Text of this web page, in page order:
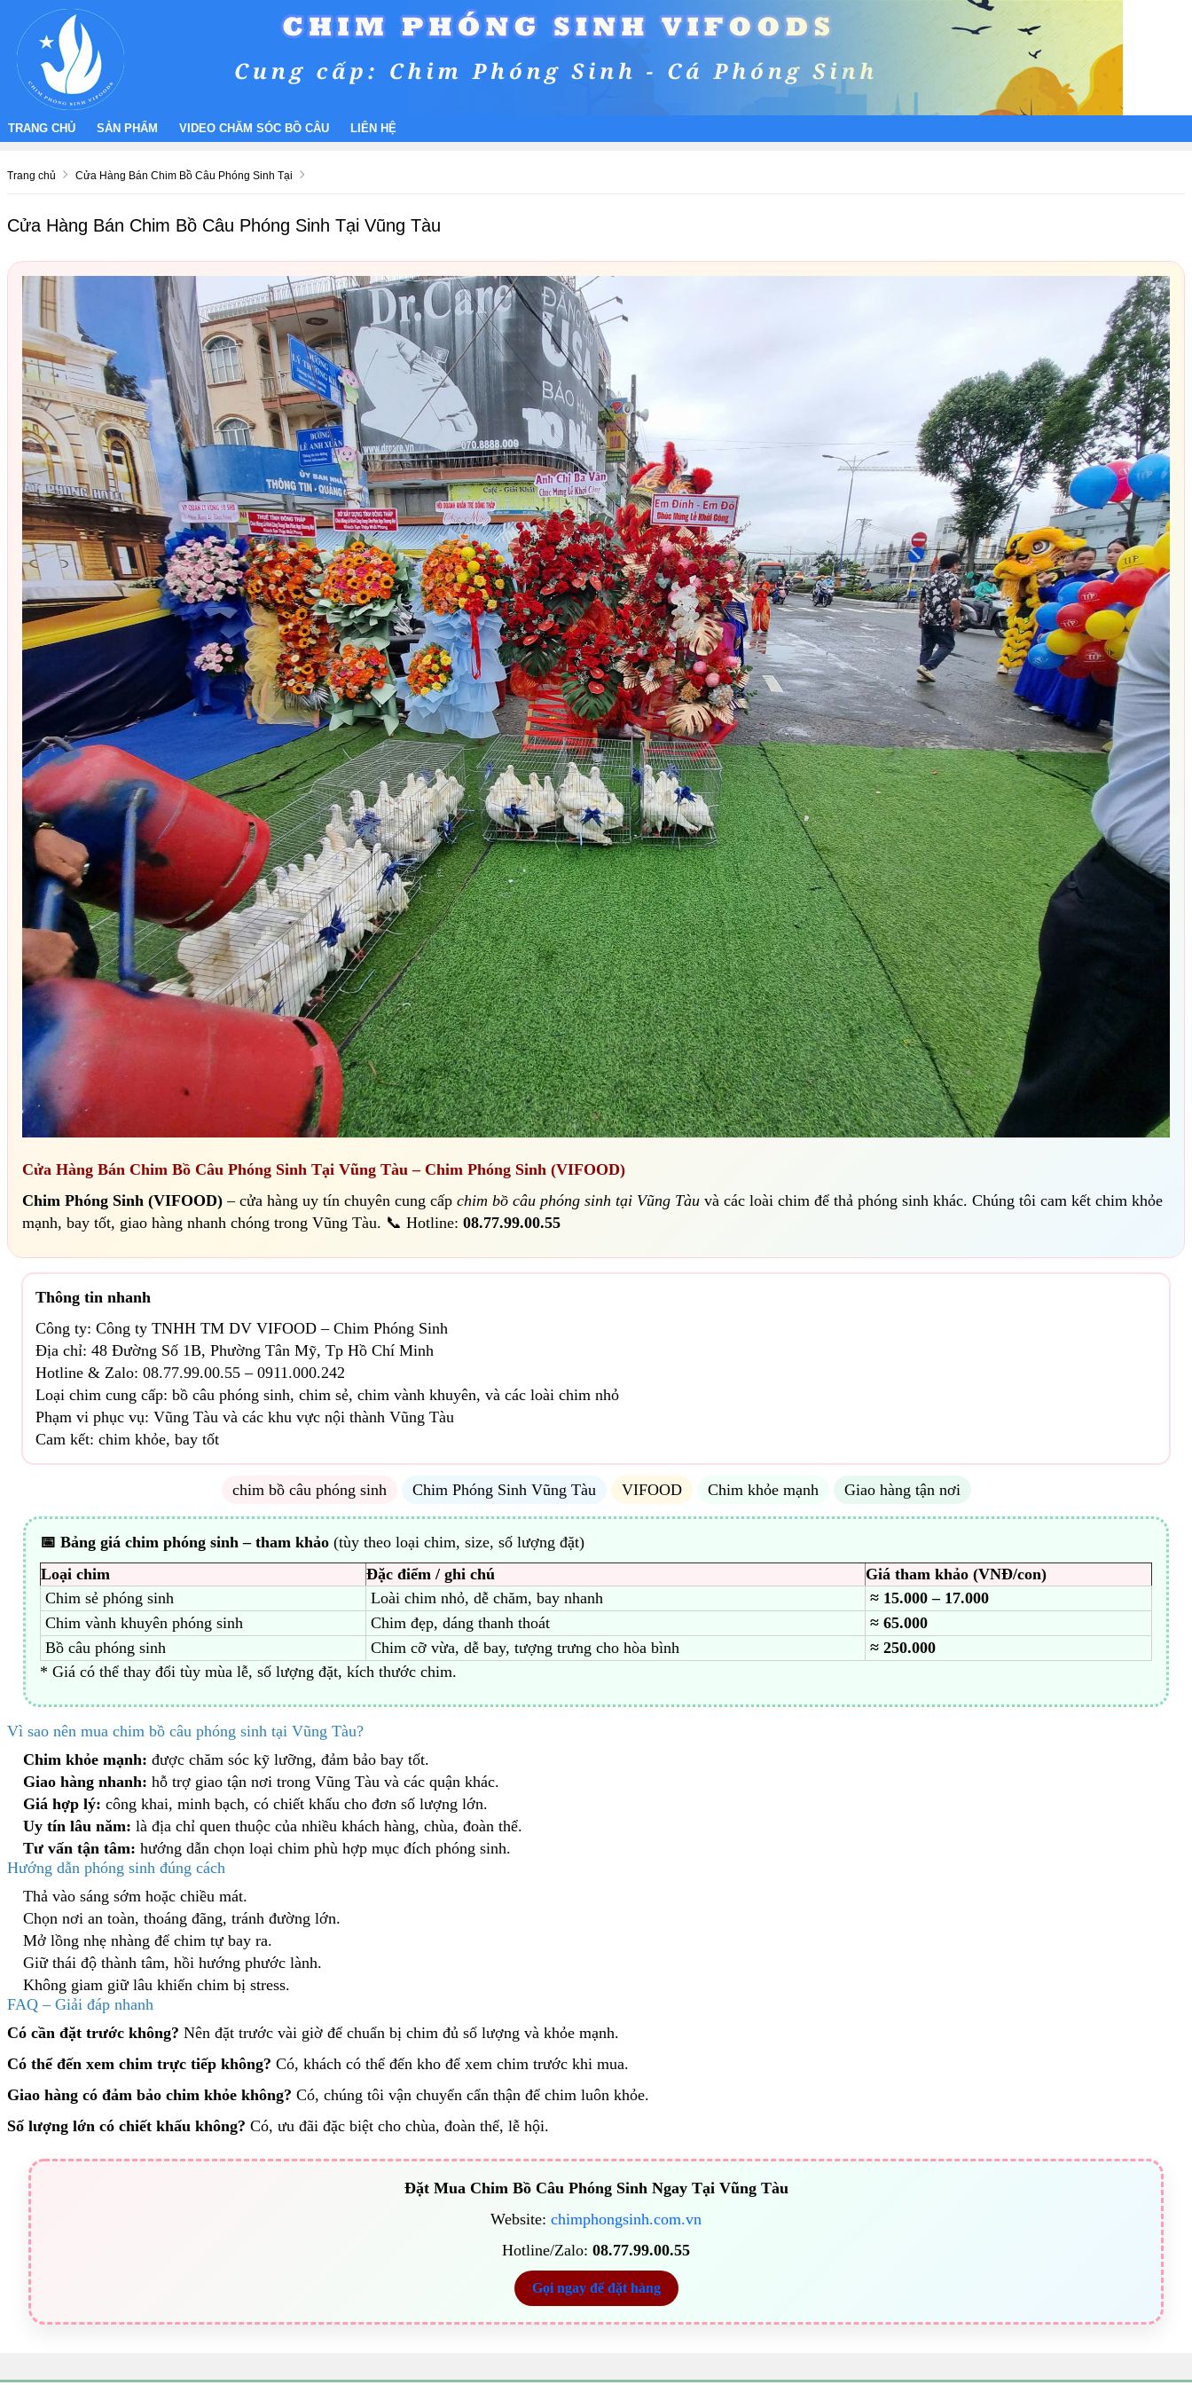
TRANG CHỦ SẢN PHẨM VIDEO CHĂM SÓC BỒ CÂU LIÊN HỆ
Trang chủ Cửa Hàng Bán Chim Bồ Câu Phóng Sinh Tại
Cửa Hàng Bán Chim Bồ Câu Phóng Sinh Tại Vũng Tàu
Cửa Hàng Bán Chim Bồ Câu Phóng Sinh Tại Vũng Tàu – Chim Phóng Sinh (VIFOOD)
Chim Phóng Sinh (VIFOOD) – cửa hàng uy tín chuyên cung cấp chim bồ câu phóng sinh tại Vũng Tàu và các loài chim để thả phóng sinh khác. Chúng tôi cam kết chim khỏe
mạnh, bay tốt, giao hàng nhanh chóng trong Vũng Tàu. 📞 Hotline: 08.77.99.00.55
Thông tin nhanh
Công ty: Công ty TNHH TM DV VIFOOD – Chim Phóng Sinh
Địa chỉ: 48 Đường Số 1B, Phường Tân Mỹ, Tp Hồ Chí Minh
Hotline & Zalo: 08.77.99.00.55 – 0911.000.242
Loại chim cung cấp: bồ câu phóng sinh, chim sẻ, chim vành khuyên, và các loài chim nhỏ
Phạm vi phục vụ: Vũng Tàu và các khu vực nội thành Vũng Tàu
Cam kết: chim khỏe, bay tốt
chim bồ câu phóng sinh Chim Phóng Sinh Vũng Tàu VIFOOD Chim khỏe mạnh Giao hàng tận nơi
📅 Bảng giá chim phóng sinh – tham khảo (tùy theo loại chim, size, số lượng đặt)
Loại chim
Đặc điểm / ghi chú
Giá tham khảo (VNĐ/con)
Chim sẻ phóng sinh
Loài chim nhỏ, dễ chăm, bay nhanh
≈ 15.000 – 17.000
Chim vành khuyên phóng sinh
Chim đẹp, dáng thanh thoát
≈ 65.000
Bồ câu phóng sinh
Chim cỡ vừa, dễ bay, tượng trưng cho hòa bình
≈ 250.000
* Giá có thể thay đổi tùy mùa lễ, số lượng đặt, kích thước chim.
Vì sao nên mua chim bồ câu phóng sinh tại Vũng Tàu?
Chim khỏe mạnh: được chăm sóc kỹ lưỡng, đảm bảo bay tốt.
Giao hàng nhanh: hỗ trợ giao tận nơi trong Vũng Tàu và các quận khác.
Giá hợp lý: công khai, minh bạch, có chiết khấu cho đơn số lượng lớn.
Uy tín lâu năm: là địa chỉ quen thuộc của nhiều khách hàng, chùa, đoàn thể.
Tư vấn tận tâm: hướng dẫn chọn loại chim phù hợp mục đích phóng sinh.
Hướng dẫn phóng sinh đúng cách
Thả vào sáng sớm hoặc chiều mát.
Chọn nơi an toàn, thoáng đãng, tránh đường lớn.
Mở lồng nhẹ nhàng để chim tự bay ra.
Giữ thái độ thành tâm, hồi hướng phước lành.
Không giam giữ lâu khiến chim bị stress.
FAQ – Giải đáp nhanh
Có cần đặt trước không? Nên đặt trước vài giờ để chuẩn bị chim đủ số lượng và khỏe mạnh.
Có thể đến xem chim trực tiếp không? Có, khách có thể đến kho để xem chim trước khi mua.
Giao hàng có đảm bảo chim khỏe không? Có, chúng tôi vận chuyển cẩn thận để chim luôn khỏe.
Số lượng lớn có chiết khấu không? Có, ưu đãi đặc biệt cho chùa, đoàn thể, lễ hội.
Đặt Mua Chim Bồ Câu Phóng Sinh Ngay Tại Vũng Tàu
Website: chimphongsinh.com.vn
Hotline/Zalo: 08.77.99.00.55
Gọi ngay để đặt hàng